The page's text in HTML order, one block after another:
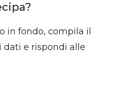
in fondo, compila il
e rispondi alle